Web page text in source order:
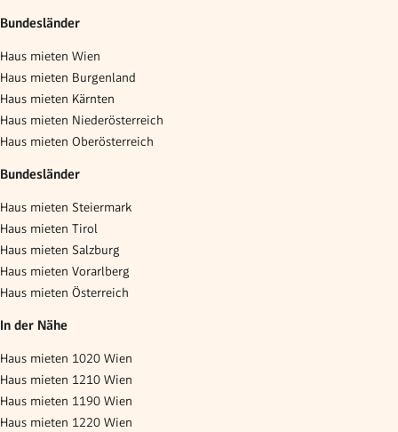
Bundesländer
Haus mieten Wien
Haus mieten Burgenland
Haus mieten Kärnten
Haus mieten Niederösterreich
Haus mieten Oberösterreich
Bundesländer
Haus mieten Steiermark
Haus mieten Tirol
Haus mieten Salzburg
Haus mieten Vorarlberg
Haus mieten Österreich
In der Nähe
Haus mieten 1020 Wien
Haus mieten 1210 Wien
Haus mieten 1190 Wien
Haus mieten 1220 Wien